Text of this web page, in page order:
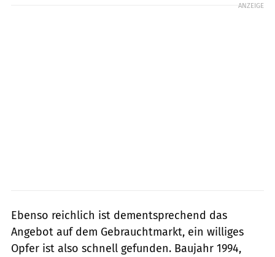
ANZEIGE
Ebenso reichlich ist dementsprechend das
Angebot auf dem Gebrauchtmarkt, ein williges
Opfer ist also schnell gefunden. Baujahr 1994,